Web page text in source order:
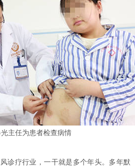
任为患者检查病情
疗行业，一干就是多个年头。多年默